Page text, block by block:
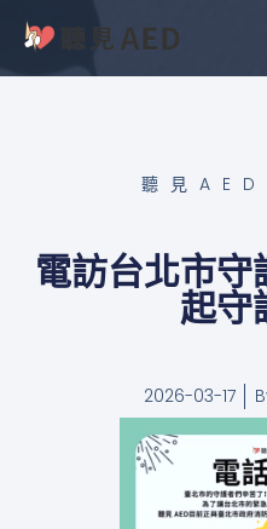
主
聽見
電訪台北市
起守
2026-03-17